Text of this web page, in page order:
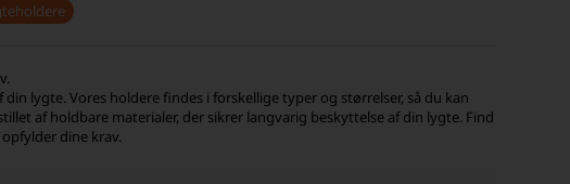
lygte. Vores holdere findes i forskellige typer og størrelser, så du kan
af holdbare materialer, der sikrer langvarig beskyttelse af din lygte. Find
dine krav.